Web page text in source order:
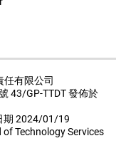
有限公司
43/GP-TTDT 發佈於
期 2024/01/19
Technology Services